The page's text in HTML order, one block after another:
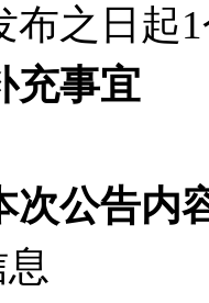
布之日起
充事宜
次公告内